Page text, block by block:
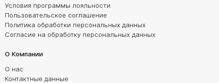
Условия программы лояльности
Пользовательское соглашение
Политика обработки персональных данных
Согласие на обработку персональных данных
О Компании
О нас
Контактные данные